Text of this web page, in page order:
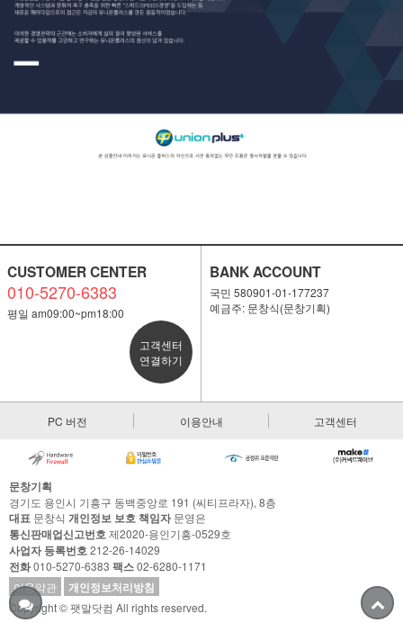
CUSTOMER CENTER
010-5270-6383
평일 am09:00~pm18:00
고객센터
연결하기
BANK ACCOUNT
국민 580901-01-177237
예금주: 문창식(문창기획)
PC 버전 이용안내 고객센터
문창기획
경기도 용인시 기흥구 동백중앙로 191 (씨티프라자), 8층
대표 문창식 개인정보 보호 책임자문영은
통신판매업신고번호제2020-용인기흥-0529호
사업자 등록번호212-26-14029
전화010-5270-6383 팩스02-6280-1171
이용약관
개인정보처리방침
Copyright © 팻말닷컴 All rights reserved.